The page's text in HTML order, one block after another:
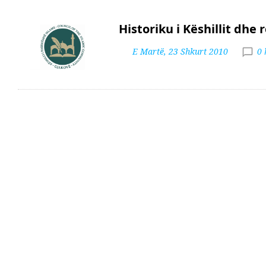
Historiku i Këshillit dhe
E Martë, 23 Shkurt 2010 0